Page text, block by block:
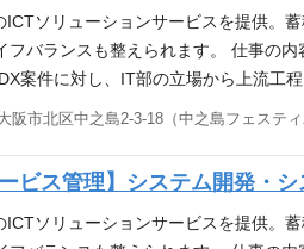
ジメント職として活躍したい方 【歓
お持ちの方 アピールポイント 【日
、一気通貫した幅広いＩＣＴソリュ
とフットワークで、会社を支える総
献、誰もがいきいきと働くことの出
ソリューションサービスを提供。
バランスも整えられます。 仕事の
案件に対し、IT部の立場から上流
能力・経験 DX案件での以下の実務
・基本設計（UI・画面、外部／内
用、AI導入などの企画・検討 ・コン
としてスキルを身に着けられます
阪市北区中之島2-3-18（中之島フェスティ
ビス管理】システム開発・
ソリューションサービスを提供。